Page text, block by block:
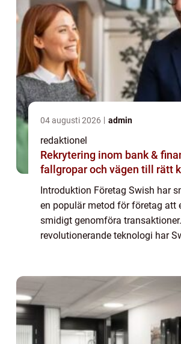
04 augusti 2026 admin
redaktionel
Rekrytering inom bank &
fallgropar och vägen till rätt
Introduktion Företag Swish har
en populär metod för företag att
smidigt genomföra
revolutionerande teknologi har
Denn...